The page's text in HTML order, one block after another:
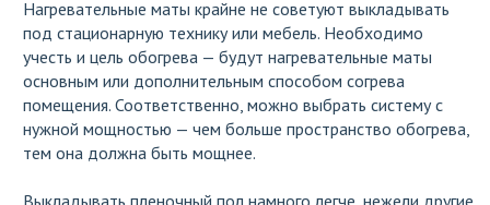
Нагревательные маты крайне не советуют выкладывать
под стационарную технику или мебель. Необходимо
учесть и цель обогрева — будут нагревательные маты
основным или дополнительным способом согрева
помещения. Соответственно, можно выбрать систему с
нужной мощностью — чем больше пространство обогрева,
тем она должна быть мощнее.